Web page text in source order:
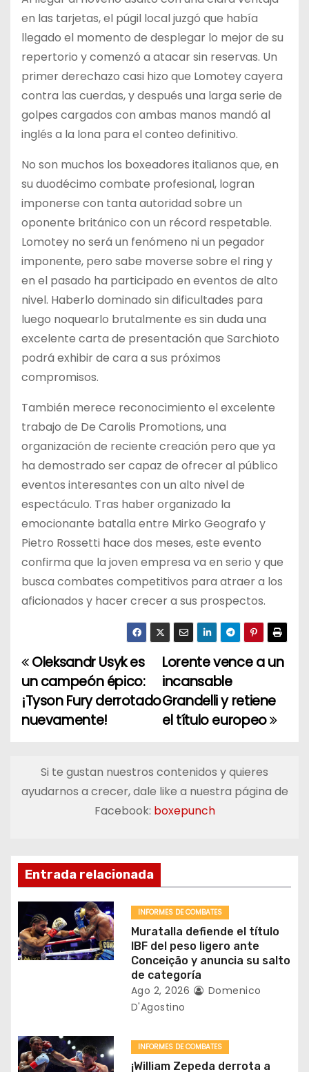
en las tarjetas, el púgil local juzgó que había
llegado el momento de desplegar lo mejor de su
repertorio y comenzó a atacar sin reservas. Un
primer derechazo casi hizo que Lomotey cayera
contra las cuerdas, y después una larga serie de
golpes cargados con ambas manos mandó al
inglés a la lona para el conteo definitivo.
No son muchos los boxeadores italianos que, en
su duodécimo combate profesional, logran
imponerse con tanta autoridad sobre un
oponente británico con un récord respetable.
Lomotey no será un fenómeno ni un pegador
imponente, pero sabe moverse sobre el ring y
en el pasado ha participado en eventos de alto
nivel. Haberlo dominado sin dificultades para
luego noquearlo brutalmente es sin duda una
excelente carta de presentación que Sarchioto
podrá exhibir de cara a sus próximos
compromisos.
También merece reconocimiento el excelente
trabajo de De Carolis Promotions, una
organización de reciente creación pero que ya
ha demostrado ser capaz de ofrecer al público
eventos interesantes con un alto nivel de
espectáculo. Tras haber organizado la
emocionante batalla entre Mirko Geografo y
Pietro Rossetti hace dos meses, este evento
confirma que la joven empresa va en serio y que
busca combates competitivos para atraer a los
aficionados y hacer crecer a sus prospectos.
N
a
v
g
i
ó
n
d
n
Lorente vence a un
incansable
Grandelli y retiene
el título europeo
Oleksandr Usyk es
un campeón épico:
¡Tyson Fury derrotado
nuevamente!
Si te gustan nuestros contenidos y quieres
ayudarnos a crecer, dale like a nuestra página de
Facebook: boxepunch
Entrada relacionada
INFORMES DE COMBATES
Muratalla defiende el título
IBF del peso ligero ante
Conceição y anuncia su salto
de categoría
Ago 2, 2026
Domenico
D'Agostino
INFORMES DE COMBATES
¡William Zepeda derrota a